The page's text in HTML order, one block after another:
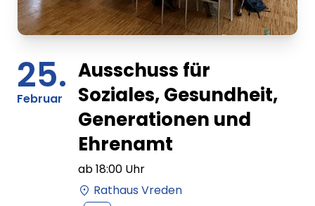
25.
Februar
Ausschuss für
Soziales, Gesundheit,
Generationen und
Ehrenamt
ab18:00 Uhr
Rathaus Vreden